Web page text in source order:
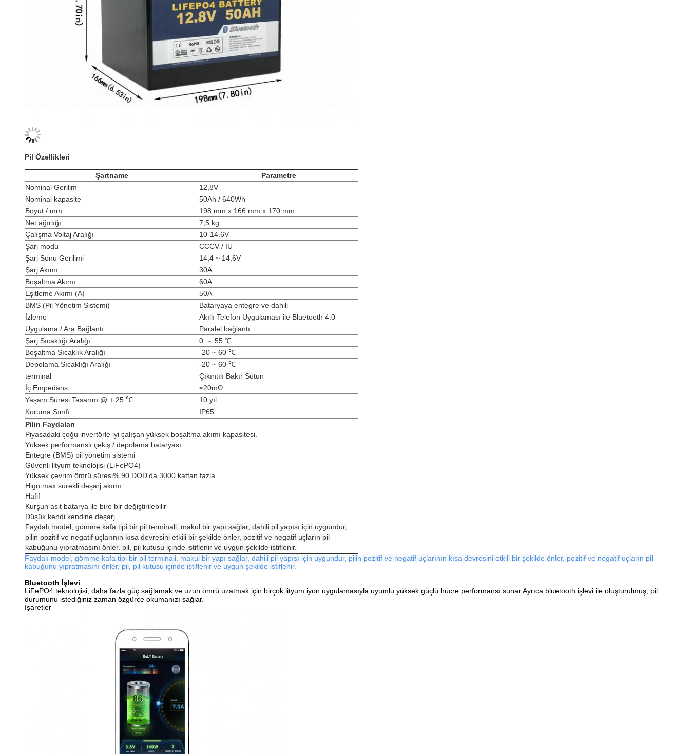
Pil Özellikleri
Şartname
Parametre
Nominal Gerilim
12,8V
Nominal kapasite
50Ah / 640Wh
Boyut / mm
198 mm x 166 mm x 170 mm
Net ağırlığı
7,5 kg
Çalışma Voltaj Aralığı
10-14.6V
Şarj modu
CCCV / IU
Şarj Sonu Gerilimi
14,4 ~ 14,6V
Şarj Akımı
30A
Boşaltma Akımı
60A
Eşitleme Akımı (A)
50A
BMS (Pil Yönetim Sistemi)
Bataryaya entegre ve dahili
İzleme
Akıllı Telefon Uygulaması ile Bluetooth 4.0
Uygulama / Ara Bağlantı
Paralel bağlantı
Şarj Sıcaklığı Aralığı
0 ～ 55 ℃
Boşaltma Sıcaklık Aralığı
-20 ~ 60 ℃
Depolama Sıcaklığı Aralığı
-20 ~ 60 ℃
terminal
Çıkıntılı Bakır Sütun
İç Empedans
≤20mΩ
Yaşam Süresi Tasarım @ + 25 ℃
10 yıl
Koruma Sınıfı
IP65
Pilin Faydaları
Piyasadaki çoğu invertörle iyi çalışan yüksek boşaltma akımı kapasitesi.
Yüksek performanslı çekiş / depolama bataryası
Entegre (BMS) pil yönetim sistemi
Güvenli lityum teknolojisi (LiFePO4)
Yüksek çevrim ömrü süresi% 90 DOD'da 3000 kattan fazla
Hign max sürekli deşarj akımı
Hafif
Kurşun asit batarya ile bire bir değiştirilebilir
Düşük kendi kendine deşarj
Faydalı model, gömme kafa tipi bir pil terminali, makul bir yapı sağlar, dahili pil yapısı için uygundur,
pilin pozitif ve negatif uçlarının kısa devresini etkili bir şekilde önler, pozitif ve negatif uçların pil
kabuğunu yıpratmasını önler. pil, pil kutusu içinde istiflenir ve uygun şekilde istiflenir.
Faydalı model, gömme kafa tipi bir pil terminali, makul bir yapı sağlar, dahili pil yapısı için uygundur, pilin pozitif ve negatif uçlarının kısa devresini etkili bir şekilde önler, pozitif ve negatif uçların pil
kabuğunu yıpratmasını önler. pil, pil kutusu içinde istiflenir ve uygun şekilde istiflenir.
Bluetooth İşlevi
LiFePO4 teknolojisi, daha fazla güç sağlamak ve uzun ömrü uzatmak için birçok lityum iyon uygulamasıyla uyumlu yüksek güçlü hücre performansı sunar.Ayrıca bluetooth işlevi ile oluşturulmuş, pil
durumunu istediğiniz zaman özgürce okumanızı sağlar.
İşaretler